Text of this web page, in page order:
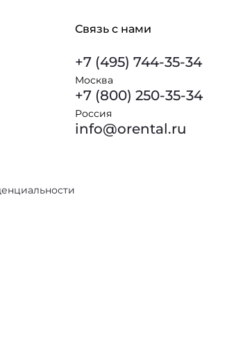
Связь с нами
+7 (495) 744-35-34
Москва
+7 (800) 250-35-34
Россия
info@orental.ru